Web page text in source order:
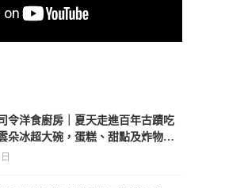
令洋食廚房｜夏天走進百年古蹟吃
朵冰超大碗，蛋糕、甜點及炸物都